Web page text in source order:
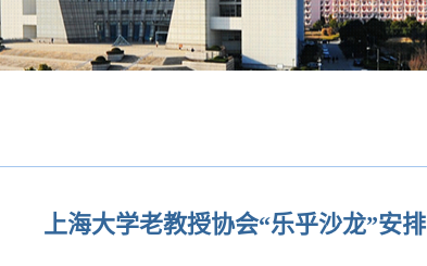
上海大学老教授协会“乐乎沙龙”安排